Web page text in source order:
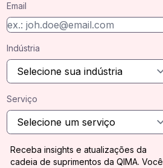
Email
Indústria
Serviço
Receba insights e atualizações da
cadeia de suprimentos da QIMA. Você